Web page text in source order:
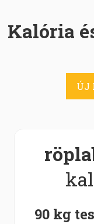
Kalória
ÚJ
90 kg